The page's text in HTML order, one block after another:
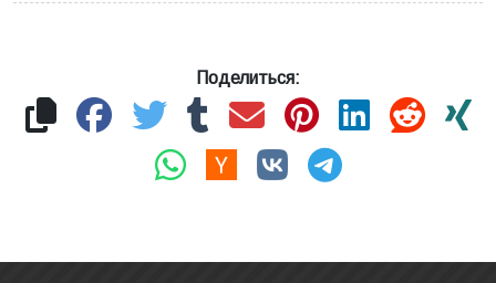
Поделиться: